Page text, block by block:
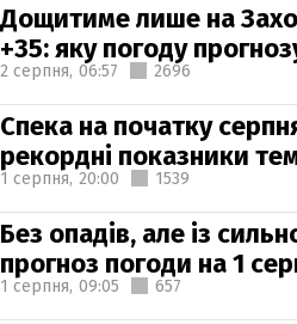
Дощитиме лише на
+35: яку погоду
2 серпня, 06:57 2696
Спека на початку
рекордні показники
1 серпня, 20:00 1539
Без опадів, але із
прогноз погоди на 1
1 серпня, 09:05 657